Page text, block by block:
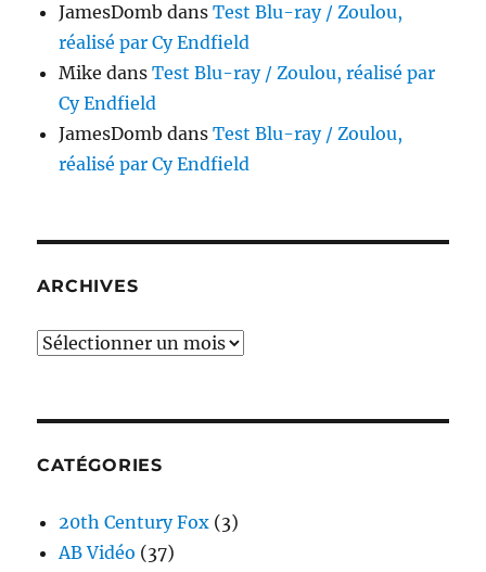
JamesDomb dansTest Blu-ray / Zoulou,
réalisé par Cy Endfield
Mike dansTest Blu-ray / Zoulou, réalisé par
Cy Endfield
JamesDomb dansTest Blu-ray / Zoulou,
réalisé par Cy Endfield
ARCHIVES
Archives
CATÉGORIES
20th Century Fox (3)
AB Vidéo (37)